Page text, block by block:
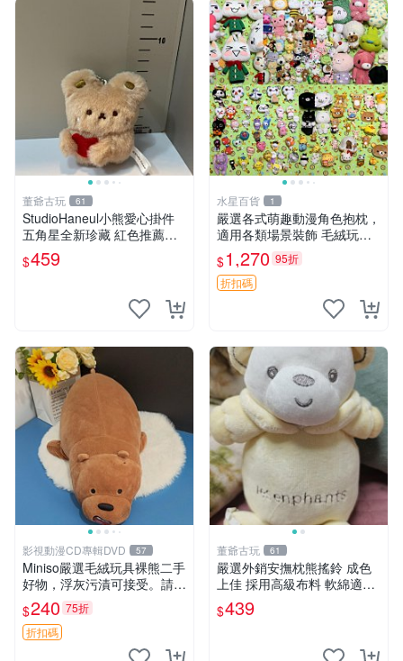
董爺古玩 61
StudioHaneul小熊愛心掛件
五角星全新珍藏 紅色推薦收
藏 玩具掛飾 掛件 新品
$459
水星百貨 1
嚴選各式萌趣動漫角色抱枕，
適用各類場景裝飾 毛絨玩
具、卡通抱枕、趣味玩偶
$1,270 95折
折扣碼
影視動漫CD專輯DVD 57
Miniso嚴選毛絨玩具裸熊二手
好物，浮灰污漬可接受。請詳
閱照片再下單，售出不退不
換。全新品相收藏推薦。 裸
熊 毛絨玩具 收藏
$240 75折
折扣碼
董爺古玩 61
嚴選外銷安撫枕熊搖鈴 成色
上佳 採用高級布料 軟綿適合
收藏 安心選購 安撫枕 熊玩具
搖鈴
$439